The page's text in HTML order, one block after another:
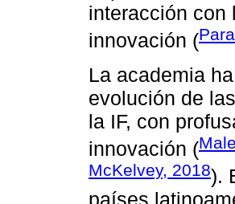
interacción con
innovación (
La academia
evolución de
la IF, con
innovación (
McKelvey, 2018).
países